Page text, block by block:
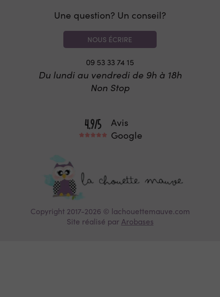
Une question? Un conseil?
NOUS ÉCRIRE
09 53 33 74 15
Du lundi au vendredi de 9h à 18h
Non Stop
Avis
Google
Copyright 2017-2026 © lachouettemauve.com
Site réalisé par Arobases